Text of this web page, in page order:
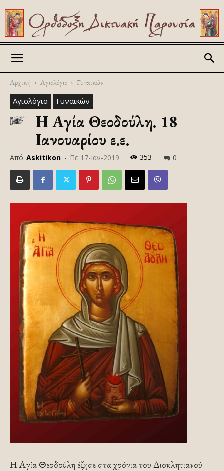
Αρχική Αγιολόγιο Γυναικών
Αγιολόγιο Γυναικών
Η Αγία Θεοδούλη. 18
Ιανουαρίου ε.ε.
Από Askitikon - Πε 17-Ιαν-2019 353 0
Η Αγία Θεοδούλη έζησε στα χρόνια του Διοκλητιανού